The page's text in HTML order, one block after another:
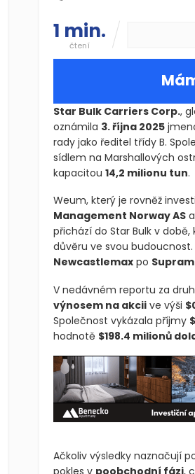
1 min.
čtení
Star Bulk Carriers Corp.,
oznámila 3. října 2025
rady jako ředitel třídy B.
sídlem na Marshallových
kapacitou 14,2 milionu tun.
Weum, který je rovněž
Management Norway ASa
přichází do Star Bulk v
důvěru ve svou budoucnost.
Newcastlemaxpo
V nedávném reportu za
výnosem na akciive výši
Společnost vykázala příjmy
hodnotě $198.4 milionů
Ačkoliv výsledky naznačují